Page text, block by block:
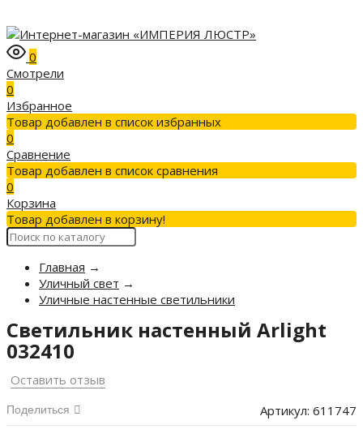
0
Смотрели
0
Избранное
Товар добавлен в список избранных
0
Сравнение
Товар добавлен в список сравнения
0
Корзина
Товар добавлен в корзину!
Главная →
Уличный свет →
Уличные настенные светильники
Светильник настенный Arlight
032410
Оставить отзыв
Поделиться Артикул: 611747